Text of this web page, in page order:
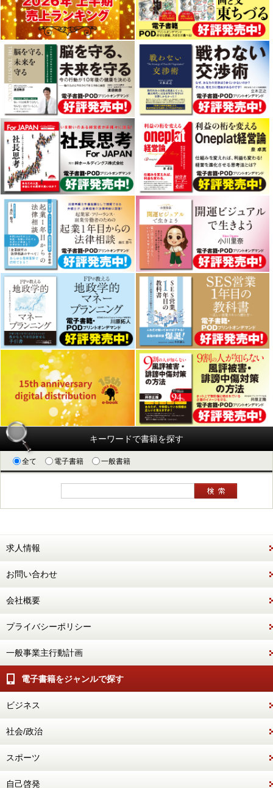
キーワードで書籍を探す
全て 電子書籍 一般書籍
求人情報
お問い合わせ
会社概要
プライバシーポリシー
一般事業主行動計画
電子書籍をジャンルで探す
ビジネス
社会/政治
スポーツ
自己啓発